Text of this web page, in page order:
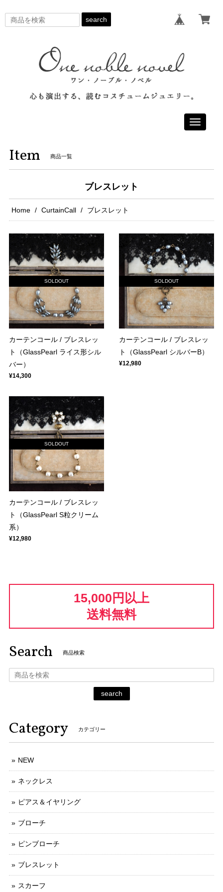
search
Toggle
Item 商品一覧
ブレスレット
Home CurtainCall ブレスレット
SOLDOUT
カーテンコール / ブレスレッ
ト（GlassPearl ライス形シル
バー）
¥14,300
SOLDOUT
カーテンコール / ブレスレッ
ト（GlassPearl シルバーB）
¥12,980
SOLDOUT
カーテンコール / ブレスレッ
ト（GlassPearl S粒クリーム
系）
¥12,980
15,000円以上
送料無料
Search 商品検索
search
Category カテゴリー
NEW
ネックレス
ピアス＆イヤリング
ブローチ
ピンブローチ
ブレスレット
スカーフ